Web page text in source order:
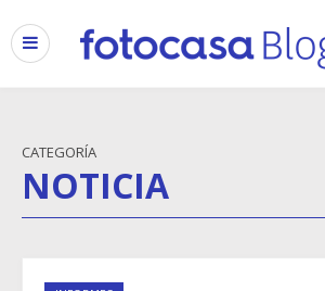
CATEGORÍA
NOTICIA